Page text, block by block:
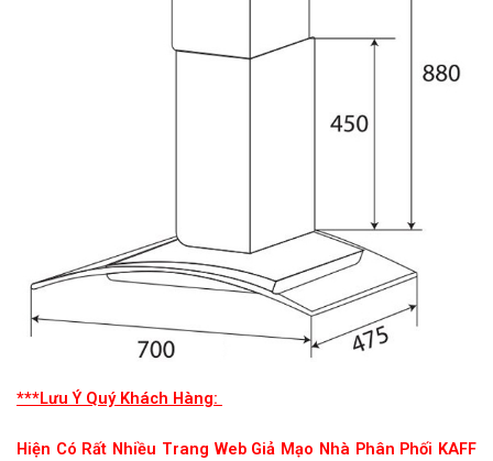
***Lưu Ý Quý Khách Hàng:
Hiện Có Rất Nhiều Trang Web Giả Mạo Nhà Phân Phối KAFF